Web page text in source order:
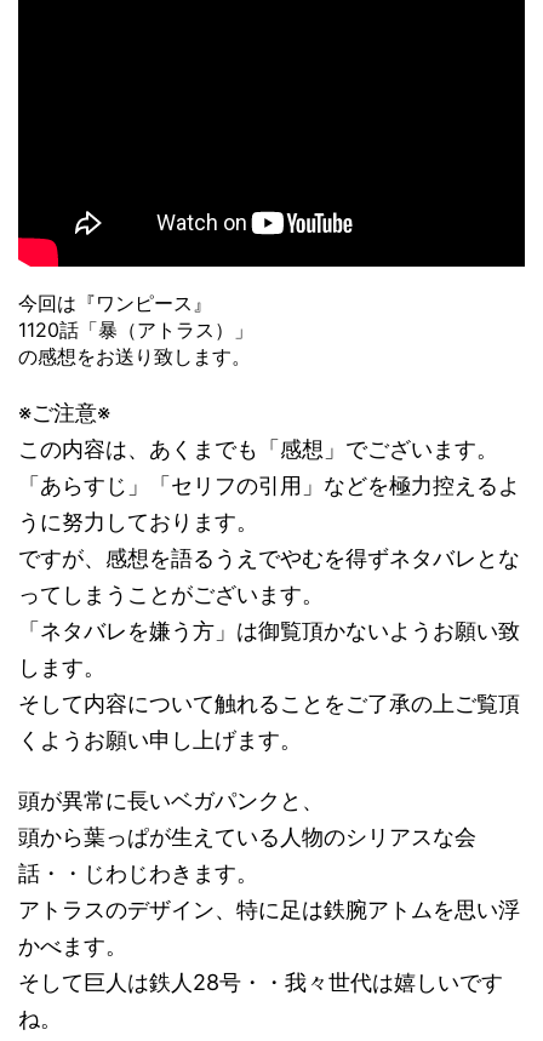
今回は『ワンピース』
1120話「暴（アトラス）」
の感想をお送り致します。
※ご注意※
この内容は、あくまでも「感想」でございます。
「あらすじ」「セリフの引用」などを極力控えるよ
うに努力しております。
ですが、感想を語るうえでやむを得ずネタバレとな
ってしまうことがございます。
「ネタバレを嫌う方」は御覧頂かないようお願い致
します。
そして内容について触れることをご了承の上ご覧頂
くようお願い申し上げます。
頭が異常に長いベガパンクと、
頭から葉っぱが生えている人物のシリアスな会
話・・じわじわきます。
アトラスのデザイン、特に足は鉄腕アトムを思い浮
かべます。
そして巨人は鉄人28号・・我々世代は嬉しいです
ね。